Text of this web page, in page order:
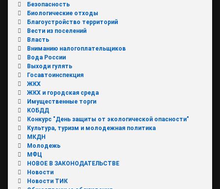
Безопасность
Биологические отходы
Благоустройство территорий
Вести из поселений
Власть
Вниманию налогоплательщиков
Вода России
Выходи гулять
Госавтоинспекция
ЖКХ
ЖКХ и городская среда
Имущественные торги
КОБДД
Конкурс "День защиты от экологической опасности"
Культура, туризм и молодежная политика
МКДН
Молодежь
МФЦ
НОВОЕ В ЗАКОНОДАТЕЛЬСТВЕ
Новости
Новости ТИК